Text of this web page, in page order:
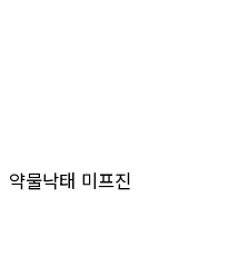
약물낙태 미프진